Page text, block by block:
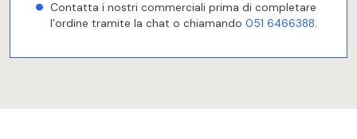
Contatta i nostri commerciali prima di completare
l’ordine tramite la chat o chiamando 051 6466388.